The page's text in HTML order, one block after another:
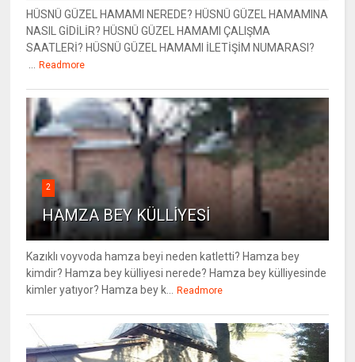
HÜSNÜ GÜZEL HAMAMI NEREDE? HÜSNÜ GÜZEL HAMAMINA
NASIL GİDİLİR? HÜSNÜ GÜZEL HAMAMI ÇALIŞMA
SAATLERİ? HÜSNÜ GÜZEL HAMAMI İLETİŞİM NUMARASI?
Readmore
2
HAMZA BEY KÜLLİYESİ
Kazıklı voyvoda hamza beyi neden katletti? Hamza bey
kimdir? Hamza bey külliyesi nerede? Hamza bey külliyesinde
kimler yatıyor? Hamza bey k...
Readmore